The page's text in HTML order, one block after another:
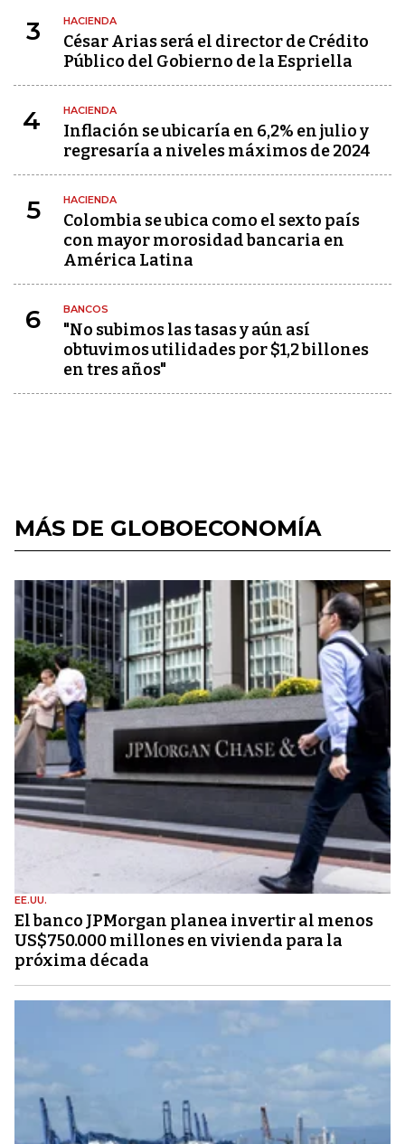
3 HACIENDA
César Arias será el director de Crédito
Público del Gobierno de la Espriella
4 HACIENDA
Inflación se ubicaría en 6,2% en julio y
regresaría a niveles máximos de 2024
5 HACIENDA
Colombia se ubica como el sexto país
con mayor morosidad bancaria en
América Latina
6 BANCOS
"No subimos las tasas y aún así
obtuvimos utilidades por $1,2 billones
en tres años"
MÁS DE GLOBOECONOMÍA
EE.UU.
El banco JPMorgan planea invertir al menos
US$750.000 millones en vivienda para la
próxima década